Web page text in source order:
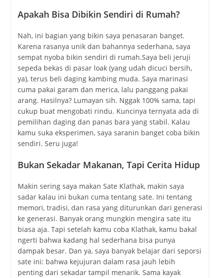
Apakah Bisa Dibikin Sendiri di Rumah?
Nah, ini bagian yang bikin saya penasaran banget.
Karena rasanya unik dan bahannya sederhana, saya
sempat nyoba bikin sendiri di rumah.Saya beli jeruji
sepeda bekas di pasar loak (yang udah dicuci bersih,
ya), terus beli daging kambing muda. Saya marinasi
cuma pakai garam dan merica, lalu panggang pakai
arang. Hasilnya? Lumayan sih. Nggak 100% sama, tapi
cukup buat mengobati rindu. Kuncinya ternyata ada di
pemilihan daging dan panas bara yang stabil. Kalau
kamu suka eksperimen, saya saranin banget coba bikin
sendiri. Seru juga!
Bukan Sekadar Makanan, Tapi Cerita Hidup
Makin sering saya makan Sate Klathak, makin saya
sadar kalau ini bukan cuma tentang sate. Ini tentang
memori, tradisi, dan rasa yang diturunkan dari generasi
ke generasi. Banyak orang mungkin mengira sate itu
biasa aja. Tapi setelah kamu coba Klathak, kamu bakal
ngerti bahwa kadang hal sederhana bisa punya
dampak besar. Dan ya, saya banyak belajar dari seporsi
sate ini: bahwa kejujuran dalam rasa jauh lebih
penting dari sekadar tampil menarik. Sama kayak